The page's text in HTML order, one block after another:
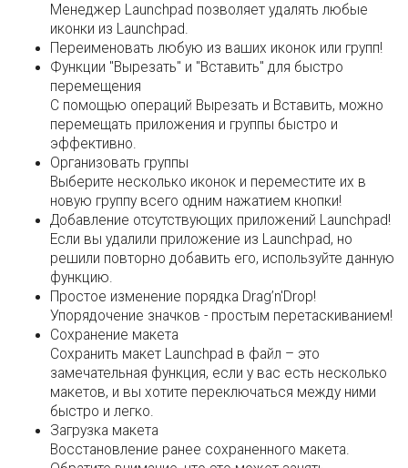
Менеджер Launchpad позволяет удалять любые
иконки из Launchpad.
Переименовать любую из ваших иконок или групп!
Функции "Вырезать" и "Вставить" для быстро
перемещения
С помощью операций Вырезать и Вставить, можно
перемещать приложения и группы быстро и
эффективно.
Организовать группы
Выберите несколько иконок и переместите их в
новую группу всего одним нажатием кнопки!
Добавление отсутствующих приложений Launchpad!
Если вы удалили приложение из Launchpad, но
решили повторно добавить его, используйте данную
функцию.
Простое изменение порядка Drag’n'Drop!
Упорядочение значков - простым перетаскиванием!
Сохранение макета
Сохранить макет Launchpad в файл – это
замечательная функция, если у вас есть несколько
макетов, и вы хотите переключаться между ними
быстро и легко.
Загрузка макета
Восстановление ранее сохраненного макета.